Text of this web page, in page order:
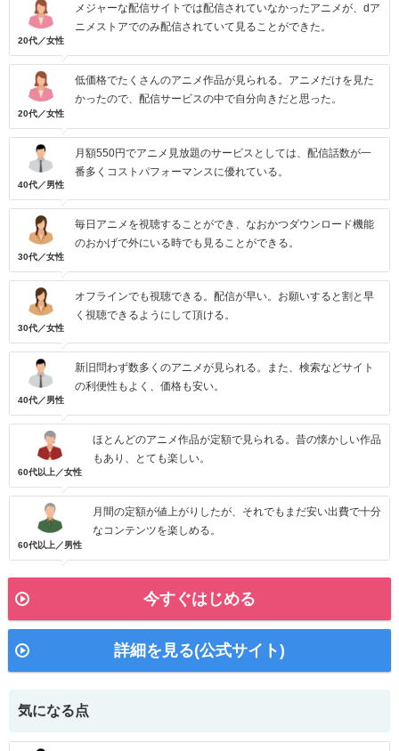
20代／女性
メジャーな配信サイトでは配信されていなかったアニメが、dア
ニメストアでのみ配信されていて見ることができた。
20代／女性
低価格でたくさんのアニメ作品が見られる。アニメだけを見た
かったので、配信サービスの中で自分向きだと思った。
40代／男性
月額550円でアニメ見放題のサービスとしては、配信話数が一
番多くコストパフォーマンスに優れている。
30代／女性
毎日アニメを視聴することができ、なおかつダウンロード機能
のおかげで外にいる時でも見ることができる。
30代／女性
オフラインでも視聴できる。配信が早い。お願いすると割と早
く視聴できるようにして頂ける。
40代／男性
新旧問わず数多くのアニメが見られる。また、検索などサイト
の利便性もよく、価格も安い。
60代以上／女性
ほとんどのアニメ作品が定額で見られる。昔の懐かしい作品
もあり、とても楽しい。
60代以上／男性
月間の定額が値上がりしたが、それでもまだ安い出費で十分
なコンテンツを楽しめる。
今すぐはじめる
詳細を見る(公式サイト)
気になる点